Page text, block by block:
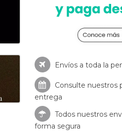
Envíos a toda la
Consulte nuestros
entrega
Todos nuestros
forma segura